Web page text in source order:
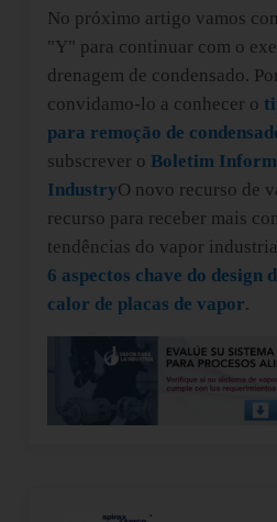
No próximo artigo vamos
"Y" para continuar com o
drenagem de condensado.
convidamo-lo a conhecer o
para remoção de
subscrever o Boletim
IndustryO novo recurso de
recurso para receber mais
tendências do vapor
6 aspectos chave do design
calor de placas de vapor.